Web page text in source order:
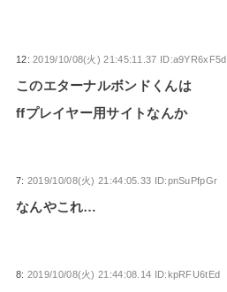
12:2019/10/08(火) 21:45:11.37 ID:a9YR6xF5d
このエターナルボンドくんは
ffプレイヤー用サイトなんか
7: 2019/10/08(火) 21:44:05.33 ID:pnSuPfpGr
なんやこれ…
8: 2019/10/08(火) 21:44:08.14 ID:kpRFU6tEd